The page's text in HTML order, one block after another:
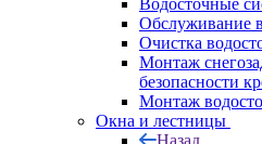
Водосточные
Обслуживание
Очистка
Монтаж
безопасности
Монтаж
Окна и лестницы
Назад